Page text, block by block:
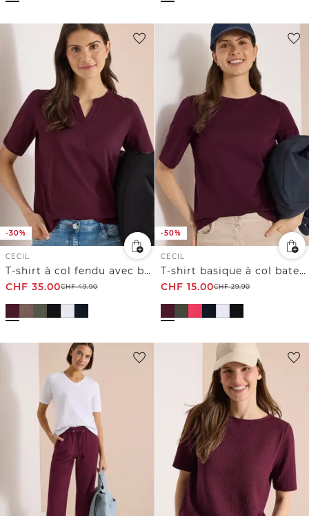
-30%
CECIL
T-shirt à col fendu avec bande crocheté
CHF 35.00CHF49.90
-50%
CECIL
T-shirt basique à col bateau
CHF 15.00CHF29.90